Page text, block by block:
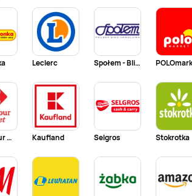
Leclerc Społem - Blisko i Korzystnie
Carrefour Market Kaufland Selgros Stokrotka